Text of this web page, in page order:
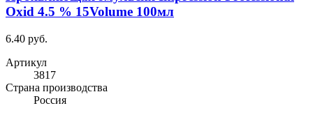
Oxid 4.5 % 15Volume 100мл
6.40 руб.
Артикул
3817
Cтрана производства
Россия